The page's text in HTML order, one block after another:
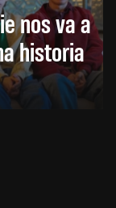
nos va a
historia